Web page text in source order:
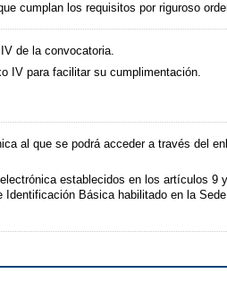
cumplan los requisitos por riguroso
de la convocatoria.
IV para facilitar su cumplimentación.
al que se podrá acceder a través del
establecidos en los artículos 9
Básica habilitado en la